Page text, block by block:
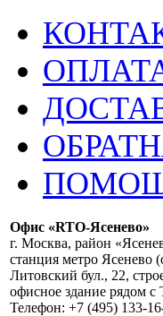
Офис «RTO-Ясенево»
г. Москва, район
станция метро Ясенево
Литовский бул., 22,
офисное здание рядом с
Телефон: +7 (495) 133-